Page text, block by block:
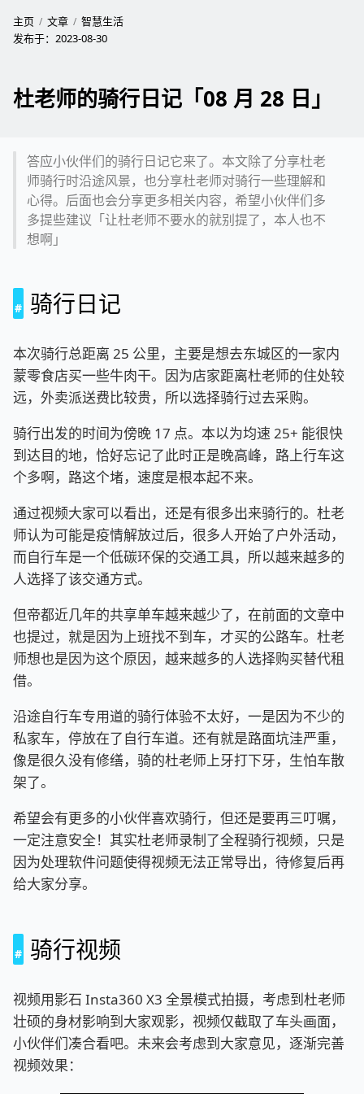
主页 文章
智慧生活
发布于： 2023-08-30
杜老师的骑行日记「08 月 28 日」
答应小伙伴们的骑行日记它来了。本文除了分享杜老
师骑行时沿途风景，也分享杜老师对骑行一些理解和
心得。后面也会分享更多相关内容，希望小伙伴们多
多提些建议「让杜老师不要水的就别提了，本人也不
想啊」
骑行日记
本次骑行总距离 25 公里，主要是想去东城区的一家内
蒙零食店买一些牛肉干。因为店家距离杜老师的住处较
远，外卖派送费比较贵，所以选择骑行过去采购。
骑行出发的时间为傍晚 17 点。本以为均速 25+ 能很快
到达目的地，恰好忘记了此时正是晚高峰，路上行车这
个多啊，路这个堵，速度是根本起不来。
通过视频大家可以看出，还是有很多出来骑行的。杜老
师认为可能是疫情解放过后，很多人开始了户外活动，
而自行车是一个低碳环保的交通工具，所以越来越多的
人选择了该交通方式。
但帝都近几年的共享单车越来越少了，在前面的文章中
也提过，就是因为上班找不到车，才买的公路车。杜老
师想也是因为这个原因，越来越多的人选择购买替代租
借。
沿途自行车专用道的骑行体验不太好，一是因为不少的
私家车，停放在了自行车道。还有就是路面坑洼严重，
像是很久没有修缮，骑的杜老师上牙打下牙，生怕车散
架了。
希望会有更多的小伙伴喜欢骑行，但还是要再三叮嘱，
一定注意安全！其实杜老师录制了全程骑行视频，只是
因为处理软件问题使得视频无法正常导出，待修复后再
给大家分享。
骑行视频
视频用影石 Insta360 X3 全景模式拍摄，考虑到杜老师
壮硕的身材影响到大家观影，视频仅截取了车头画面，
小伙伴们凑合看吧。未来会考虑到大家意见，逐渐完善
视频效果：